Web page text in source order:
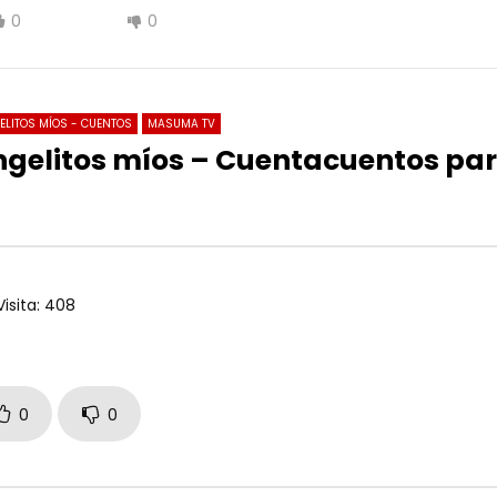
0 0
362
MÍOS - CUENTOS MASUMA TV
míos – Cuentacuentos
408
0 0